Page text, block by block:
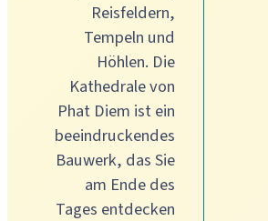
Reisfeldern,
Tempeln und
Höhlen. Die
Kathedrale von
Phat Diem ist ein
beeindruckendes
Bauwerk, das Sie
am Ende des
Tages entdecken